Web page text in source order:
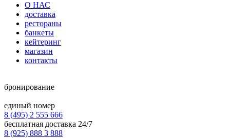
О НАС
доставка
рестораны
банкеты
кейтеринг
магазин
контакты
бронирование
единый номер
8 (495) 2 555 666
бесплатная доставка 24/7
8 (925) 888 3 888